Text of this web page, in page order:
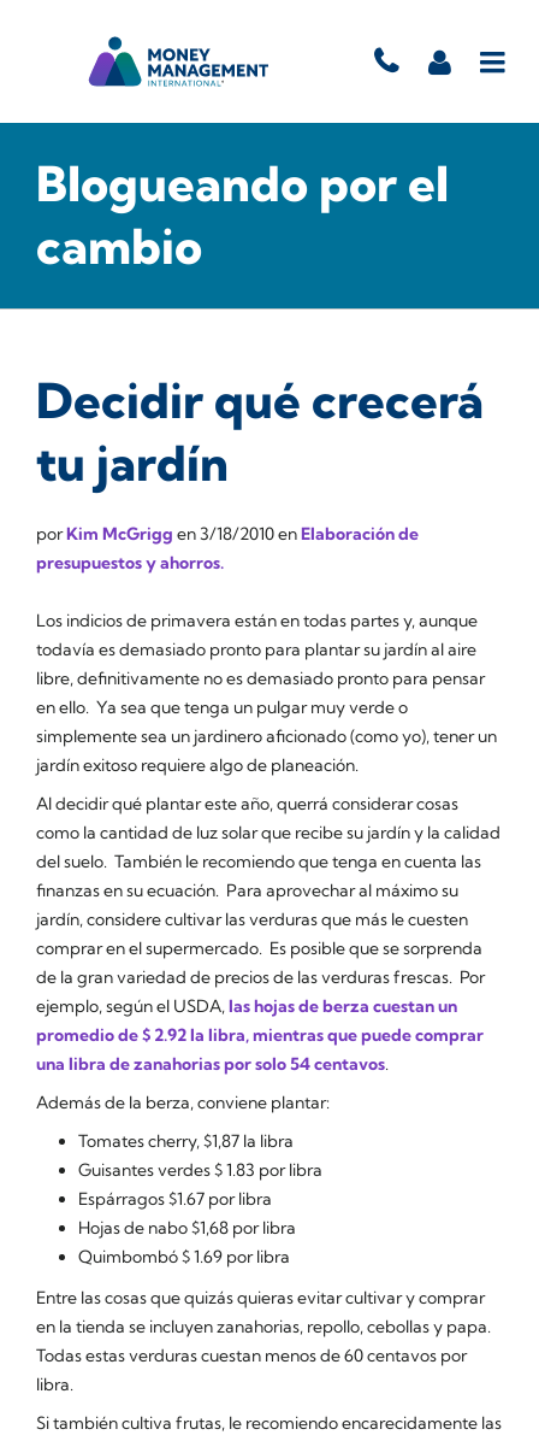
Blogueando por el
cambio
Decidir qué crecerá
tu jardín
porKim McGrigg en3/18/2010enElaboración de
presupuestos y ahorros.
Los indicios de primavera están en todas partes y, aunque
todavía es demasiado pronto para plantar su jardín al aire
libre, definitivamente no es demasiado pronto para pensar
en ello. Ya sea que tenga un pulgar muy verde o
simplemente sea un jardinero aficionado (como yo), tener un
jardín exitoso requiere algo de planeación.
Al decidir qué plantar este año, querrá considerar cosas
como la cantidad de luz solar que recibe su jardín y la calidad
del suelo. También le recomiendo que tenga en cuenta las
finanzas en su ecuación. Para aprovechar al máximo su
jardín, considere cultivar las verduras que más le cuesten
comprar en el supermercado. Es posible que se sorprenda
de la gran variedad de precios de las verduras frescas. Por
ejemplo, según el USDA,las hojas de berza cuestan un
promedio de $ 2.92 la libra, mientras que puede comprar
una libra de zanahorias por solo 54 centavos.
Además de la berza, conviene plantar:
Tomates cherry, $1,87 la libra
Guisantes verdes $ 1.83 por libra
Espárragos $1.67 por libra
Hojas de nabo $1,68 por libra
Quimbombó $ 1.69 por libra
Entre las cosas que quizás quieras evitar cultivar y comprar
en la tienda se incluyen zanahorias, repollo, cebollas y papa.
Todas estas verduras cuestan menos de 60 centavos por
libra.
Si también cultiva frutas, le recomiendo encarecidamente las